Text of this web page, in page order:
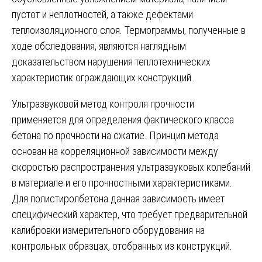
пустот и неплотностей, а также дефектами
теплоизоляционного слоя. Термограммы, полученные в
ходе обследования, являются наглядным
доказательством нарушения теплотехнических
характеристик ограждающих конструкций.
Ультразвуковой метод контроля прочности
применяется для определения фактического класса
бетона по прочности на сжатие. Принцип метода
основан на корреляционной зависимости между
скоростью распространения ультразвуковых колебаний
в материале и его прочностными характеристиками.
Для полистиролбетона данная зависимость имеет
специфический характер, что требует предварительной
калибровки измерительного оборудования на
контрольных образцах, отобранных из конструкций.